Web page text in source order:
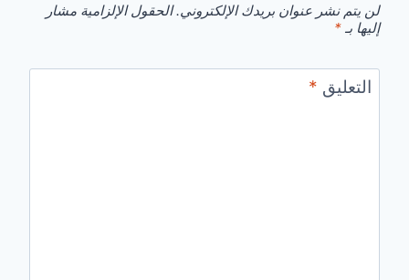
لن يتم نشر عنوان بريدك الإلكتروني. الحقول الإلزامية مشار
إليها بـ *
التعليق *